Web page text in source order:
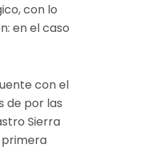
con lo
en el caso
con el
de por las
Sierra
primera